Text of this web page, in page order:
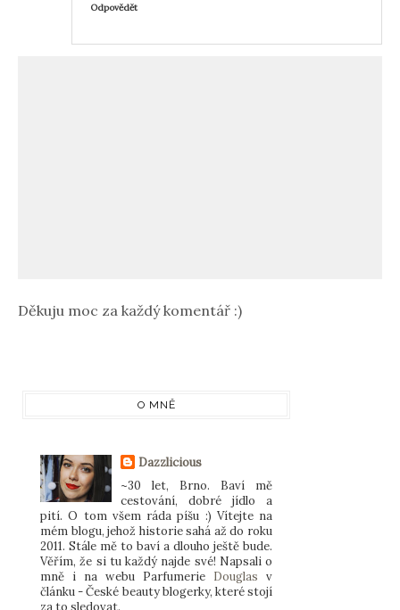
Odpovědět
Děkuju moc za každý komentář :)
O MNĚ
Dazzlicious
~30 let, Brno. Baví mě
cestování, dobré jídlo a
pití. O tom všem ráda píšu :) Vítejte na
mém blogu, jehož historie sahá až do roku
2011. Stále mě to baví a dlouho ještě bude.
Věřím, že si tu každý najde své! Napsali o
mně i na webu Parfumerie Douglas v
článku - České beauty blogerky, které stojí